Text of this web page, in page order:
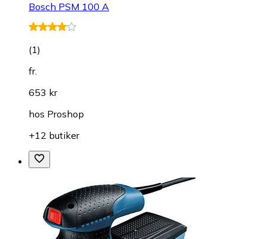
Bosch PSM 100 A
(1)
fr.
653 kr
hos Proshop
+12 butiker